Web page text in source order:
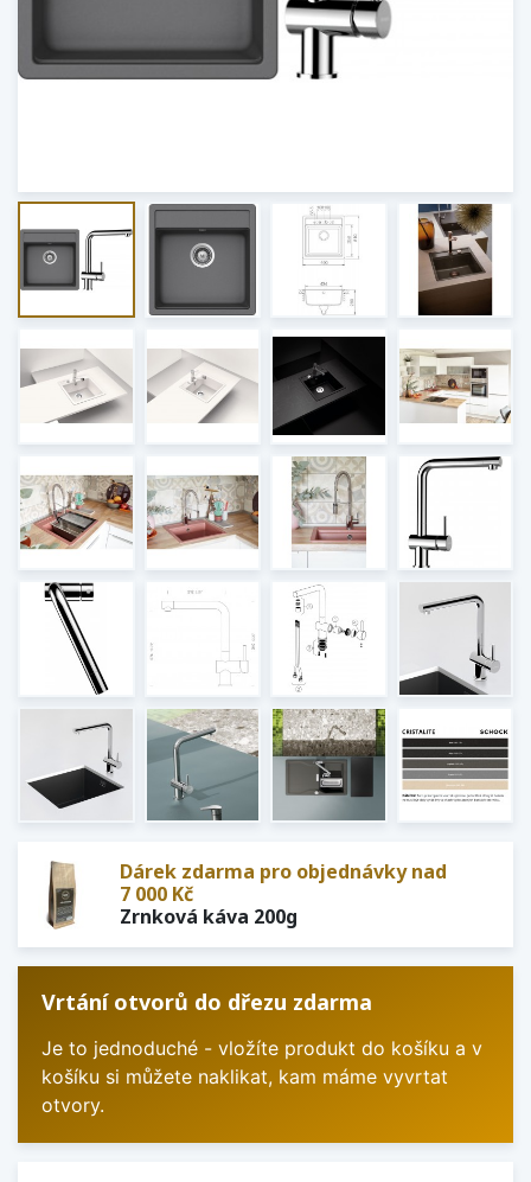
Dárek zdarma pro objednávky nad
7 000 Kč
Zrnková káva 200g
Vrtání otvorů do dřezu zdarma
Je to jednoduché - vložíte produkt do košíku a v
košíku si můžete naklikat, kam máme vyvrtat
otvory.